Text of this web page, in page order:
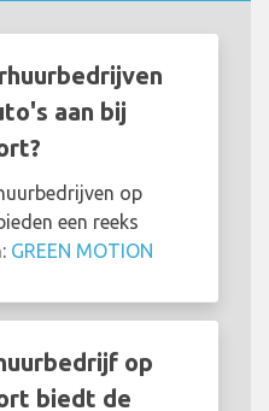
aan bij
op
een reeks
GREEN MOTION
op
biedt de